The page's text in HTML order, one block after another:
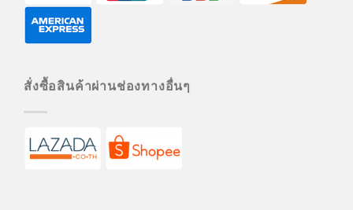
สั่งซื้อสินค้าผ่านช่องทางอื่นๆ